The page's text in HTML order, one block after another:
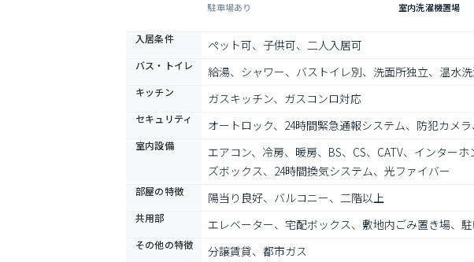
駐車場あり 室内洗濯機置場
入居条件 ペット可、子供可、二人入居可
バス・トイレ 給湯、シャワー、バストイレ別、洗面所独立、温水
キッチン ガスキッチン、ガスコンロ対応
セキュリティ オートロック、24時間緊急通報システム、防犯カメ
室内設備
エアコン、冷房、暖房、BS、CS、CATV、インター
ズボックス、24時間換気システム、光ファイバー
部屋の特徴 陽当り良好、バルコニー、二階以上
共用部 エレベーター、宅配ボックス、敷地内ごみ置き場、
その他の特徴 分譲賃貸、都市ガス